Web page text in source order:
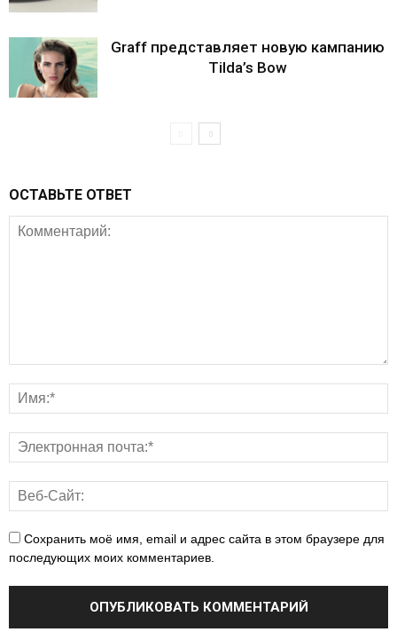
Graff представляет новую кампанию
Tilda’s Bow
ОСТАВЬТЕ ОТВЕТ
Сохранить моё имя, email и адрес сайта в этом браузере для
последующих моих комментариев.